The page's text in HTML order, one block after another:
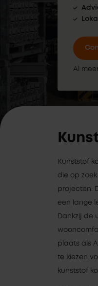
Al
Kunststof
die op
projecten.
een lange
Dankzij de
plaats als
te kiezen
kunststof